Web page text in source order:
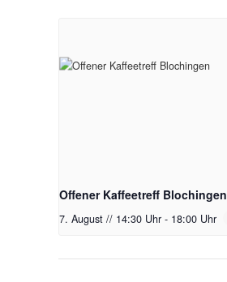
Offener Kaffeetreff Blochingen
7. August // 14:30 Uhr - 18:00 Uhr